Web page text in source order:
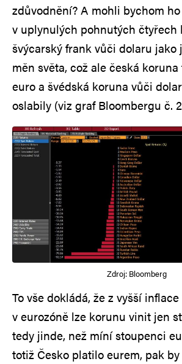
zdůvodnění? A mohli bychom
v uplynulých pohnutých čtyřech
švýcarský frank vůči dolaru jako
měn světa, což ale česká
euro a švédská koruna vůči
oslabily (viz graf Bloombergu č.
Zdroj: Bloomberg
To vše dokládá, že z vyšší
v eurozóně lze korunu vinit jen
tedy jinde, než míní stoupenci
totiž Česko platilo eurem, pak